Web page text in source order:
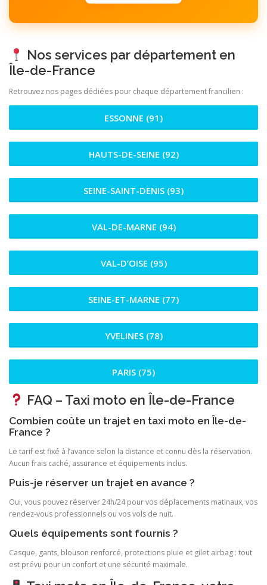
Nos services par département en
Île-de-France
Retrouvez nos pages dédiées pour chaque département francilien :
ESSONNE (91)
HAUTS-DE-SEINE (92)
SEINE-SAINT-DENIS (93)
VAL-DE-MARNE (94)
VAL-D’OISE (95)
SEINE-ET-MARNE (77)
YVELINES (78)
PARIS (75)
FAQ – Taxi moto en Île-de-France
Combien coûte un trajet en taxi moto en Île-de-
France ?
Le tarif est fixé à l’avance selon la distance et connu dès la réservation.
Aucun frais caché, assurance et équipements inclus.
Puis-je réserver un trajet en avance ?
Oui, vous pouvez réserver 24h/24 pour vos déplacements matinaux, vos
rendez-vous professionnels ou vos vols de nuit.
Quels équipements sont fournis ?
Casque, gants, blouson renforcé, protections pluie et gilet airbag : tout
est prévu pour un confort et une sécurité maximale.